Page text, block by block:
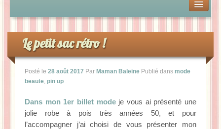
Mon by-pass et moi
Vis ma vie de Baleine
La Baleine est de sortie
La Baleine se pomponne !
Le petit sac rétro !
Posté le 28 août 2017 Par Maman Baleine Publié dans mode
beaute, pin up .
Dans mon 1er billet modeje vous ai présenté une
jolie robe à pois très années 50, et pour
l’accompagner j’ai choisi de vous présenter mon